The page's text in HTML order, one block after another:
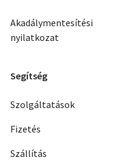
Akadálymentesítési
nyilatkozat
Segítség
Szolgáltatások
Fizetés
Szállítás